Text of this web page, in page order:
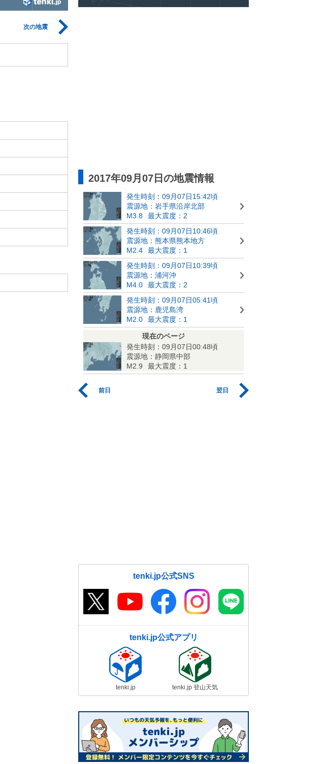
次の地震
2017年09月07日の地震情報
発生時刻：09月07日15:42頃
震源地：岩手県沿岸北部
M3.8
最大震度：2
発生時刻：09月07日10:46頃
震源地：熊本県熊本地方
M2.4
最大震度：1
発生時刻：09月07日10:39頃
震源地：浦河沖
M4.0
最大震度：2
発生時刻：09月07日05:41頃
震源地：鹿児島湾
M2.0
最大震度：1
現在のページ
発生時刻：09月07日00:48頃
震源地：静岡県中部
M2.9
最大震度：1
前日 翌日
tenki.jp公式SNS
tenki.jp公式アプリ
tenki.jp tenki.jp 登山天気